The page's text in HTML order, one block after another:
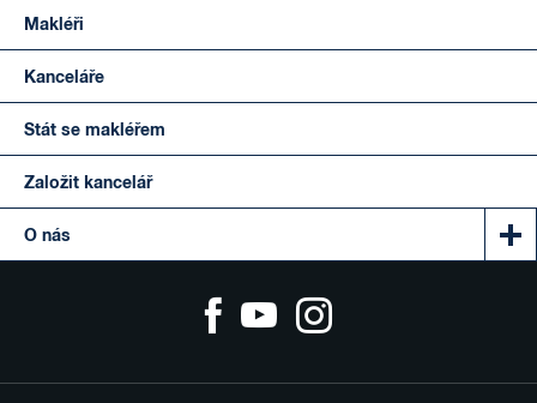
Makléři
Kanceláře
Stát se makléřem
Založit kancelář
O nás